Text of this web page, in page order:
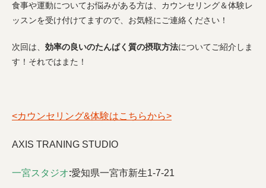
食事や運動についてお悩みがある方は、カウンセリング＆体験レ
ッスンを受け付けてますので、お気軽にご連絡ください！
次回は、 効率の良いのたんぱく質の摂取方法についてご紹介しま
す！それではまた！
<カウンセリング&体験はこちらから>
AXIS TRANING STUDIO
一宮スタジオ:愛知県一宮市新生1-7-21